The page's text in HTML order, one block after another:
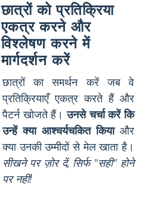
छात्रों को प्रतिक्रिया
एकत्र करने और
विश्लेषण करने में
मार्गदर्शन करें
छात्रों का समर्थन करें जब वे
प्रतिक्रियाएँ एकत्र करते हैं और
पैटर्न खोजते हैं।उनसे चर्चा करें कि
उन्हें क्या आश्चर्यचकित कियाऔर
क्या उनकी उम्मीदों से मेल खाता है।
सीखने पर ज़ोर दें, सिर्फ "सही" होने
पर नहीं!